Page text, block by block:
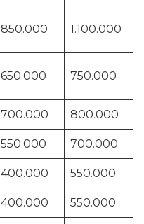
850.000 1.100.000
650.000 750.000
700.000 800.000
550.000 700.000
400.000 550.000
400.000 550.000